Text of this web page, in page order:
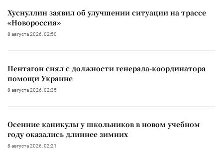
Хуснуллин заявил об улучшении ситуации на трассе
«Новороссия»
8 августа 2026, 02:50
Пентагон снял с должности генерала-координатора
помощи Украине
8 августа 2026, 02:35
Осенние каникулы у школьников в новом учебном
году оказались длиннее зимних
8 августа 2026, 02:21